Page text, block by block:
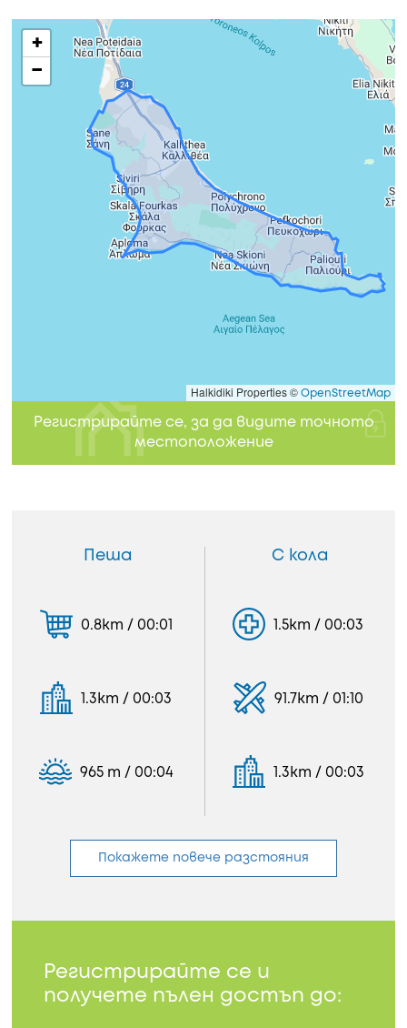
+
−
Halkidiki Properties © OpenStreetMap
Регистрирайте се, за да видите точното
местоположение
Пеша
0.8km / 00:01
1.3km / 00:03
965 m / 00:04
С кола
1.5km / 00:03
91.7km / 01:10
1.3km / 00:03
Покажете повече разстояния
Регистрирайте се и
получете пълен достъп до: